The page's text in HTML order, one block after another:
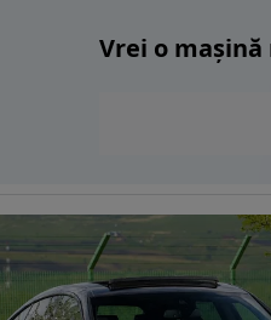
Vrei o mașină